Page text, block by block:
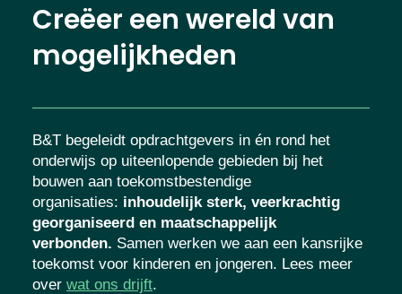
Creëer een wereld van
mogelijkheden
B&T begeleidt opdrachtgevers in én rond het
onderwijs op uiteenlopende gebieden bij het
bouwen aan toekomstbestendige
organisaties: inhoudelijk sterk, veerkrachtig
georganiseerd en maatschappelijk
verbonden. Samen werken we aan een kansrijke
toekomst voor kinderen en jongeren. Lees meer
over wat ons drijft.